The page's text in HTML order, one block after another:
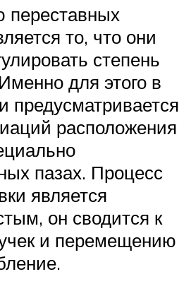
переставных
то, что они
степень
для этого в
предусматривается
расположения
пазах. Процесс
является
он сводится к
и перемещению